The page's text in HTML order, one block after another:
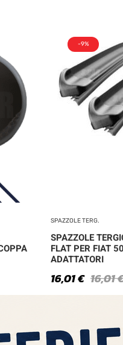
-9%
SPAZZOLE TERG.
SPAZZOLE
FLAT PER FIAT
ADATTATORI
16,01
16,01€